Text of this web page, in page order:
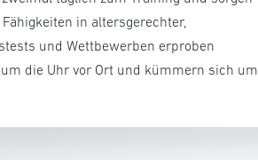
in altersgerechter,
und Wettbewerben erproben
die Uhr vor Ort und kümmern sich um